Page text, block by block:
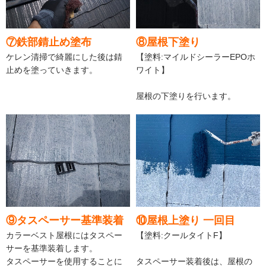
⑦鉄部錆止め塗布
ケレン清掃で綺麗にした後は錆
止めを塗っていきます。
⑧屋根下塗り
【塗料:マイルドシーラーEPOホ
ワイト】
屋根の下塗りを行います。
⑨タスペーサー基準装着
カラーベスト屋根にはタスペー
サーを基準装着します。
タスペーサーを使用することに
⑩屋根上塗り 一回目
【塗料:クールタイトF】
タスペーサー装着後は、屋根の